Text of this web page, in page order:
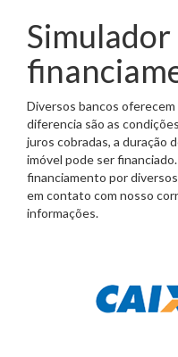
Simulador
Diversos bancos
diferencia são as
juros cobradas, a duração
imóvel pode ser
financiamento por
em contato com nosso
informações.